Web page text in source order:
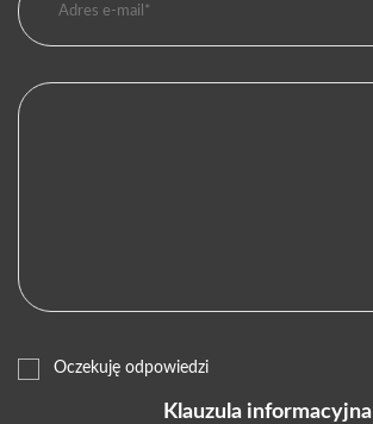
Oczekuję odpowiedzi
Klauzula informacyjna